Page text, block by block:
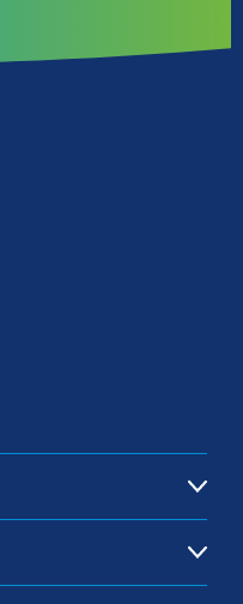
Open
Open